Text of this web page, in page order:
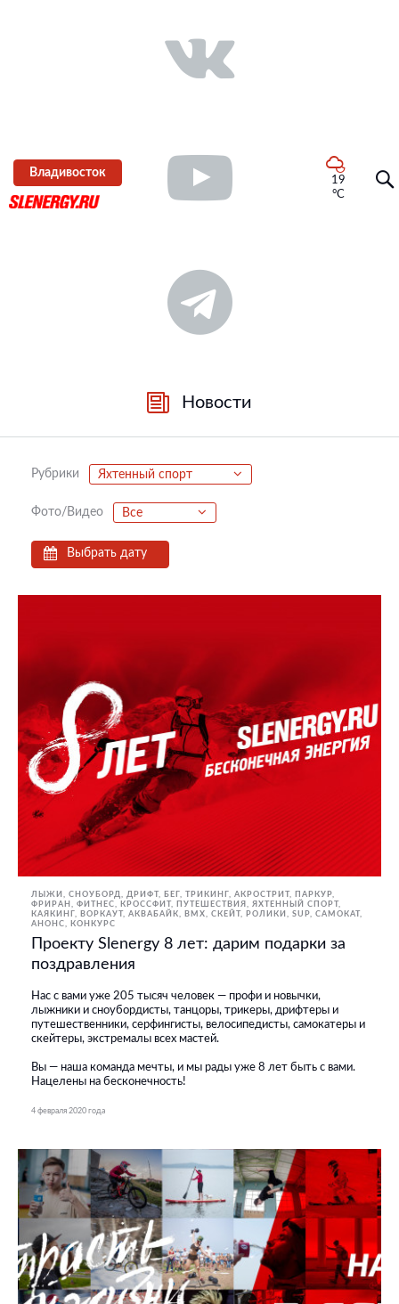
Владивосток
19
°C
Новости
Рубрики Яхтенный спорт
Фото/Видео Все
Выбрать дату
ЛЫЖИ, СНОУБОРД ДРИФТ БЕГ
ТРИКИНГ, АКРОСТРИТ, ПАРКУР,
ФРИРАН
ФИТНЕС, КРОССФИТ ПУТЕШЕСТВИЯ
ЯХТЕННЫЙ СПОРТ
КАЯКИНГ
ВОРКАУТ АКВАБАЙК BMX, СКЕЙТ, РОЛИКИ SUP
САМОКАТ
АНОНС
КОНКУРС
Проекту Slenergy 8 лет: дарим подарки за
поздравления
Нас с вами уже 205 тысяч человек — профи и новычки,
лыжники и сноубордисты, танцоры, трикеры, дрифтеры и
путешественники, серфингисты, велосипедисты, самокатеры и
скейтеры, экстремалы всех мастей.
Вы — наша команда мечты, и мы рады уже 8 лет быть с вами.
Нацелены на бесконечность!
4 февраля 2020 года